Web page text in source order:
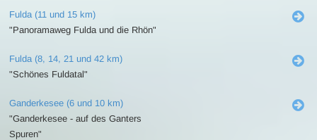
Fulda (11 und 15 km)
"Panoramaweg Fulda und die Rhön"
Fulda (8, 14, 21 und 42 km)
"Schönes Fuldatal"
Ganderkesee (6 und 10 km)
"Ganderkesee - auf des Ganters
Spuren"